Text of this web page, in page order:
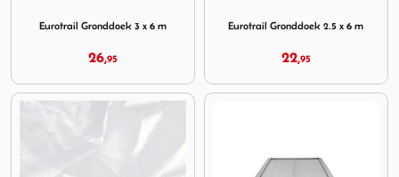
Eurotrail Gronddoek 3 x 6 m
26,95
Eurotrail Gronddoek 2.5 x 6 m
22,95